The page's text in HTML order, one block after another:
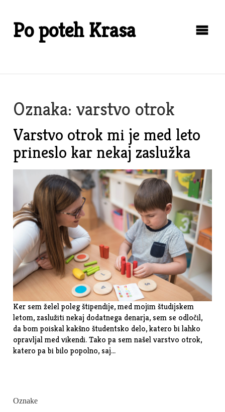
contentPo poteh Krasa
Oznaka:varstvo otrok
Varstvo otrok mi je med leto
prineslo kar nekaj zaslužka
Ker sem želel poleg štipendije, med mojim študijskem
letom, zaslužiti nekaj dodatnega denarja, sem se odločil,
da bom poiskal kakšno študentsko delo, katero bi lahko
opravljal med vikendi. Tako pa sem našel varstvo otrok,
katero pa bi bilo popolno, saj…
Oznake